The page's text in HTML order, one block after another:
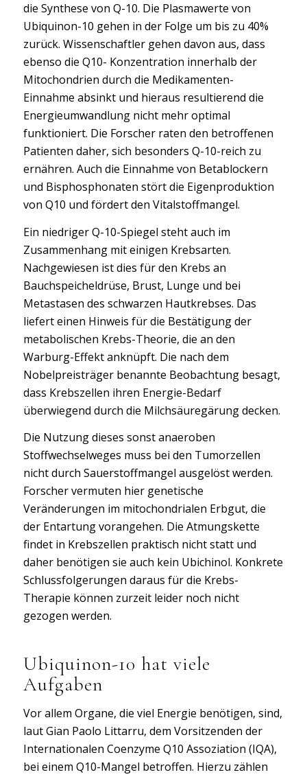
die Synthese von Q-10. Die Plasmawerte von
Ubiquinon-10 gehen in der Folge um bis zu 40%
zurück. Wissenschaftler gehen davon aus, dass
ebenso die Q10- Konzentration innerhalb der
Mitochondrien durch die Medikamenten-
Einnahme absinkt und hieraus resultierend die
Energieumwandlung nicht mehr optimal
funktioniert. Die Forscher raten den betroffenen
Patienten daher, sich besonders Q-10-reich zu
ernähren. Auch die Einnahme von Betablockern
und Bisphosphonaten stört die Eigenproduktion
von Q10 und fördert den Vitalstoffmangel.
Ein niedriger Q-10-Spiegel steht auch im
Zusammenhang mit einigen Krebsarten.
Nachgewiesen ist dies für den Krebs an
Bauchspeicheldrüse, Brust, Lunge und bei
Metastasen des schwarzen Hautkrebses. Das
liefert einen Hinweis für die Bestätigung der
metabolischen Krebs-Theorie, die an den
Warburg-Effekt anknüpft. Die nach dem
Nobelpreisträger benannte Beobachtung besagt,
dass Krebszellen ihren Energie-Bedarf
überwiegend durch die Milchsäuregärung decken.
Die Nutzung dieses sonst anaeroben
Stoffwechselweges muss bei den Tumorzellen
nicht durch Sauerstoffmangel ausgelöst werden.
Forscher vermuten hier genetische
Veränderungen im mitochondrialen Erbgut, die
der Entartung vorangehen. Die Atmungskette
findet in Krebszellen praktisch nicht statt und
daher benötigen sie auch kein Ubichinol. Konkrete
Schlussfolgerungen daraus für die Krebs-
Therapie können zurzeit leider noch nicht
gezogen werden.
Ubiquinon-10 hat viele
Aufgaben
Vor allem Organe, die viel Energie benötigen, sind,
laut Gian Paolo Littarru, dem Vorsitzenden der
Internationalen Coenzyme Q10 Assoziation (IQA),
bei einem Q10-Mangel betroffen. Hierzu zählen